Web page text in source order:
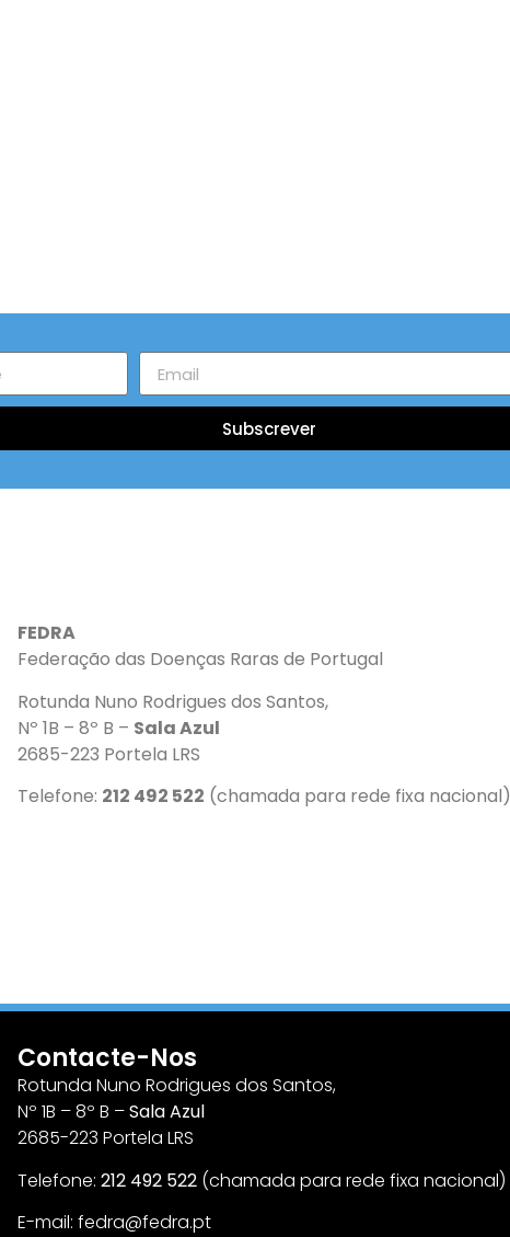
Subscrever
FEDRA
Federação das Doenças Raras de Portugal
Rotunda Nuno Rodrigues dos Santos,
Nº 1B – 8º B – Sala Azul
2685-223 Portela LRS
Telefone: 212 492 522 (chamada para rede fixa nacional)
Contacte-Nos
Rotunda Nuno Rodrigues dos Santos,
Nº 1B – 8º B –Sala Azul
2685-223 Portela LRS
Telefone: 212 492 522 (chamada para rede fixa nacional)
E-mail: fedra@fedra.pt